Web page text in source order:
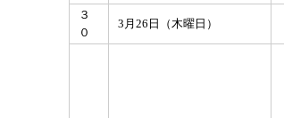
３
０
3月26日（木曜日）